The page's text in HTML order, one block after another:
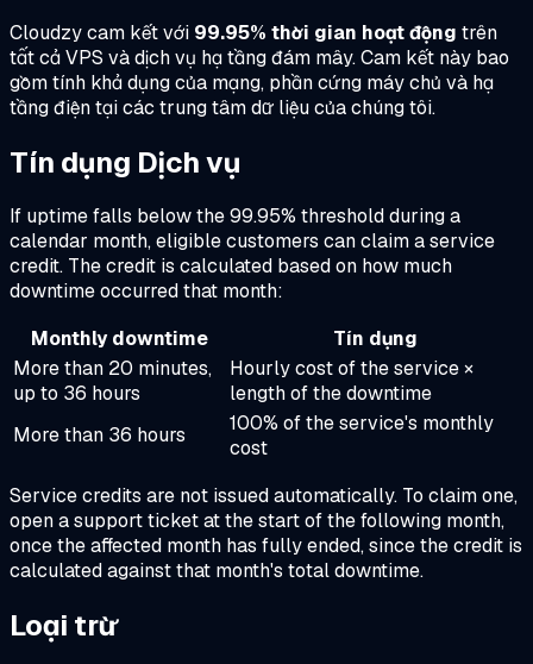
Cloudzy cam kết với 99.95% thời gian hoạt động trên
tất cả VPS và dịch vụ hạ tầng đám mây. Cam kết này bao
gồm tính khả dụng của mạng, phần cứng máy chủ và hạ
tầng điện tại các trung tâm dữ liệu của chúng tôi.
Tín dụng Dịch vụ
If uptime falls below the 99.95% threshold during a
calendar month, eligible customers can claim a service
credit. The credit is calculated based on how much
downtime occurred that month:
Monthly downtime
Tín dụng
More than 20 minutes,
up to 36 hours
Hourly cost of the service ×
length of the downtime
More than 36 hours
100% of the service's monthly
cost
Service credits are not issued automatically. To claim one,
open a support ticket at the start of the following month,
once the affected month has fully ended, since the credit is
calculated against that month's total downtime.
Loại trừ